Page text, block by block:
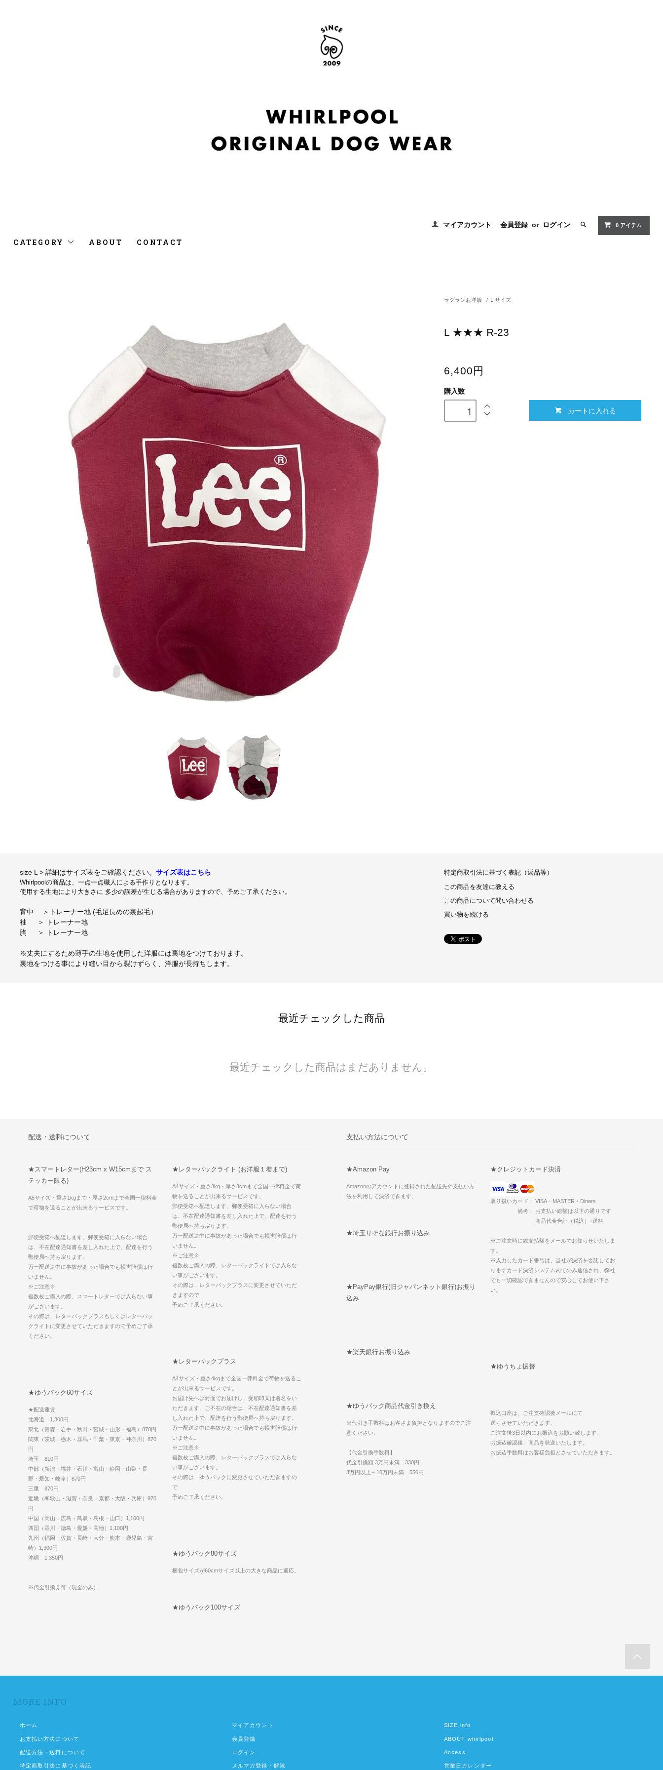
マイアカウント 会員登録 or ログイン 0 アイテム
CATEGORY ABOUT CONTACT
ラグランお洋服 / L サイズ
L ★★★ R-23
6,400円
購入数
カートに入れる
size L > 詳細はサイズ表をご確認ください。 サイズ表はこちら
Whirlpoolの商品は、一点一点職人による手作りとなります。
使用する生地により大きさに 多少の誤差が生じる場合がありますので、予めご了承ください。
背中 ＞トレーナー地 (毛足長めの裏起毛）
袖 ＞ トレーナー地
胸 ＞ トレーナー地
※丈夫にするため薄手の生地を使用した洋服には裏地をつけております。
裏地をつける事により縫い目から裂けずらく、洋服が長持ちします。
特定商取引法に基づく表記（返品等）
この商品を友達に教える
この商品について問い合わせる
買い物を続ける
最近チェックした商品
最近チェックした商品はまだありません。
配送・送料について
★スマートレター(H23cm x W15cmまで ス
テッカー限る)
A5サイズ・重さ1kgまで・厚さ2cmまで全国一律料金
で荷物を送ることが出来るサービスです。
郵便受箱へ配達します。郵便受箱に入らない場合
は、不在配達通知書を差し入れた上で、配達を行う
郵便局へ持ち戻ります。
万一配送途中に事故があった場合でも損害賠償は行
いません。
※ご注意※
複数枚ご購入の際、スマートレターでは入らない事
がございます。
その際は、レターパックプラスもしくはレターパッ
クライトに変更させていただきますので予めご了承
ください。
★レターパックライト (お洋服１着まで)
A4サイズ・重さ3kg・厚さ3cmまで全国一律料金で荷
物を送ることが出来るサービスです。
郵便受箱へ配達します。郵便受箱に入らない場合
は、不在配達通知書を差し入れた上で、配達を行う
郵便局へ持ち戻ります。
万一配送途中に事故があった場合でも損害賠償は行
いません。
※ご注意※
複数枚ご購入の際、レターパックライトでは入らな
い事がございます。
その際は、レターパックプラスに変更させていただ
きますので
予めご了承ください。
★レターパックプラス
A4サイズ・重さ4kgまで全国一律料金で荷物を送るこ
とが出来るサービスです。
お届け先へは対面でお届けし、受領印又は署名をい
ただきます。ご不在の場合は、不在配達通知書を差
し入れた上で、配達を行う郵便局へ持ち戻ります。
万一配送途中に事故があった場合でも損害賠償は行
いません。
※ご注意※
複数枚ご購入の際、レターパックプラスでは入らな
い事がございます。
その際は、ゆうパックに変更させていただきますの
で
予めご了承ください。
★ゆうパック60サイズ
★配送運賃
北海道 1,300円
東北（青森・岩手・秋田・宮城・山形・福島）870円
関東（茨城・栃木・群馬・千葉・東京・神奈川）870
円
埼玉 810円
中部（新潟・福井・石川・富山・静岡・山梨・長
野・愛知・岐阜）870円
三重 870円
近畿（和歌山・滋賀・奈良・京都・大阪・兵庫）970
円
中国（岡山・広島・鳥取・島根・山口）1,100円
四国（香川・徳島・愛媛・高地）1,100円
九州（福岡・佐賀・長崎・大分・熊本・鹿児島・宮
崎）1,300円
沖縄 1,350円
※代金引換え可（現金のみ）
★ゆうパック80サイズ
梱包サイズが60cmサイズ以上の大きな商品に適応。
★ゆうパック100サイズ
支払い方法について
★Amazon Pay
Amazonのアカウントに登録された配送先や支払い方
法を利用して決済できます。
★クレジットカード決済
取り扱いカード： VISA・MASTER・Diners
備考： お支払い総額は以下の通りです
商品代金合計（税込）+送料
※ご注文時に総支払額をメールでお知らせいたしま
す。
※入力したカード番号は、当社が決済を委託してお
りますカード決済システム内でのみ通信され、弊社
でも一切確認できませんので安心してお使い下さ
い。
★埼玉りそな銀行お振り込み
★PayPay銀行(旧ジャパンネット銀行)お振り
込み
★楽天銀行お振り込み
★ゆうちょ振替
振込口座は、ご注文確認後メールにて
送らさせていただきます。
ご注文後3日以内にお振込をお願い致します。
お振込確認後、商品を発送いたします。
お振込手数料はお客様負担とさせていただきます。
★ゆうパック商品代金引き換え
※代引き手数料はお客さま負担となりますのでご注
意ください。
【代金引換手数料】
代金引換額 3万円未満 330円
3万円以上～10万円未満 550円
MORE INFO
ホーム
お支払い方法について
配送方法・送料について
特定商取引法に基づく表記
マイアカウント
会員登録
ログイン
メルマガ登録・解除
SIZE info
ABOUT whirlpool
Access
営業日カレンダー